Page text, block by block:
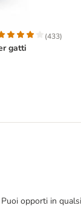
(433)
gatti
opporti in